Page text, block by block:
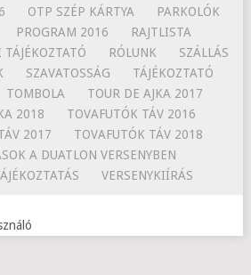
OTP SZÉP KÁRTYA
PARKOLÓK
PROGRAM 2016
RAJTLISTA
TÁJÉKOZTATÓ
RÓLUNK
SZÁLLÁS
SZAVATOSSÁG
TÁJÉKOZTATÓ
TOMBOLA
TOUR DE AJKA 2017
2018
TOVAFUTÓK TÁV 2016
2017
TOVAFUTÓK TÁV 2018
A DUATLON VERSENYBEN
VERSENYKIÍRÁS